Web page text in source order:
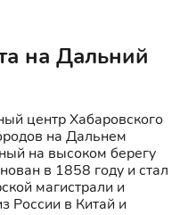
на Дальний
центр Хабаровского
на Дальнем
на высоком берегу
в 1858 году и стал
магистрали и
России в Китай и